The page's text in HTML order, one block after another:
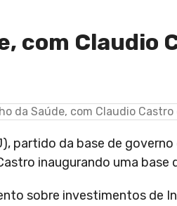
com Claudio
partido da base de
inaugurando uma
sobre investimentos de